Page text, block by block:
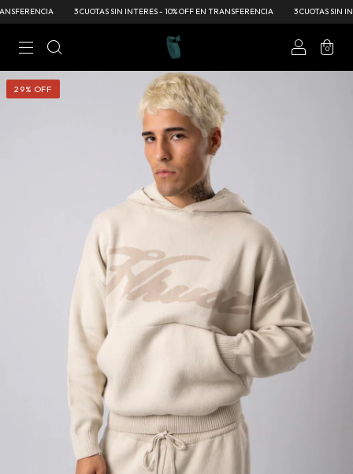
3 CUOTAS SIN INTERES - 10% OFF EN TRANSFERENCIA 3 CUOTAS SIN
0
29% OFF